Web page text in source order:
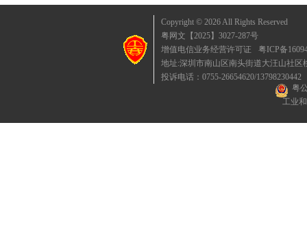
Copyright © 2026 All Rights Reserved
粤网文【2025】3027-287号
增值电信业务经营许可证
粤ICP备
地址:深圳市南山区南头街道大汪山社区
投诉电话：0755-26654620/13798230442
粤
工业